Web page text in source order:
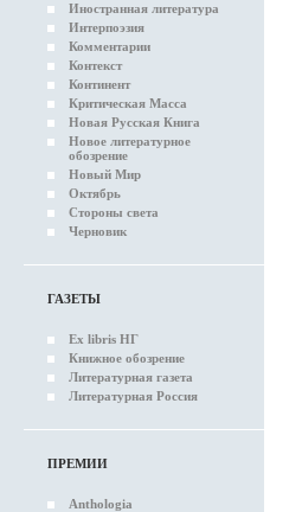
Иностранная литература
Интерпоэзия
Комментарии
Контекст
Континент
Критическая Масса
Новая Русская Книга
Новое литературное
обозрение
Новый Мир
Октябрь
Стороны света
Черновик
ГАЗЕТЫ
Ex libris НГ
Книжное обозрение
Литературная газета
Литературная Россия
ПРЕМИИ
Anthologia